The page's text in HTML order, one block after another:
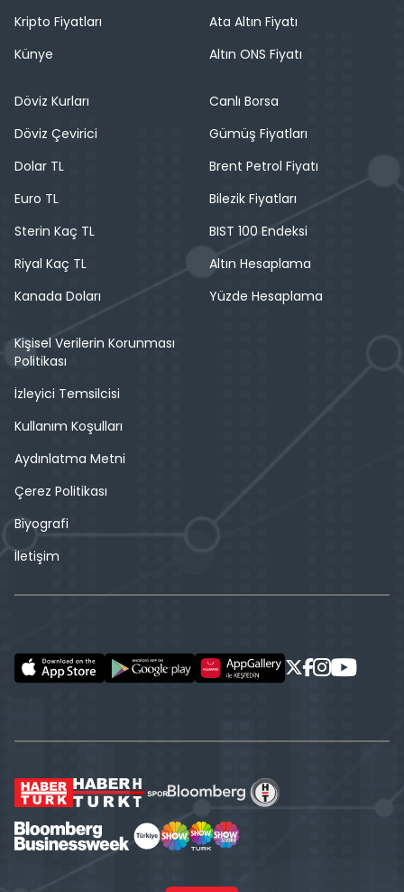
Kripto Fiyatları
Künye
Ata Altın Fiyatı
Altın ONS Fiyatı
Döviz Kurları
Döviz Çevirici
Dolar TL
Euro TL
Sterin Kaç TL
Riyal Kaç TL
Kanada Doları
Canlı Borsa
Gümüş Fiyatları
Brent Petrol Fiyatı
Bilezik Fiyatları
BIST 100 Endeksi
Altın Hesaplama
Yüzde Hesaplama
Kişisel Verilerin Korunması
Politikası
İzleyici Temsilcisi
Kullanım Koşulları
Aydınlatma Metni
Çerez Politikası
Biyografi
İletişim